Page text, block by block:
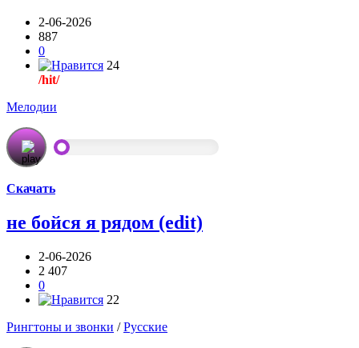
2-06-2026
887
0
24
/hit/
Мелодии
Скачать
не бойся я рядом (edit)
2-06-2026
2 407
0
22
Рингтоны и звонки /Русские